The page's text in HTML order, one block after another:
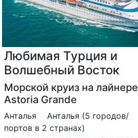
Любимая Турция и
Волшебный Восток
Морской круиз на лайнере
Astoria Grande
Анталья
Анталья (5 городов/
портов в 2 странах)